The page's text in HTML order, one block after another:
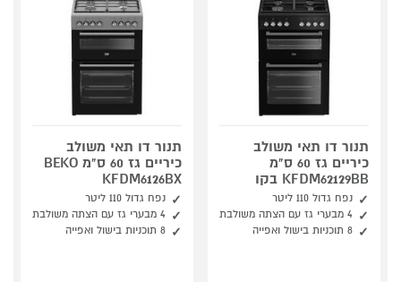
תנור דו תאי משולב
כיריים גז 60 ס"מ
KFDM62129BB בקו
נפח גדול ‎110‎ ליטר
‎4‎ מבערי גז עם הצתה משולבת
‎8‎ תוכניות בישול ואפייה
תנור דו תאי משולב
כיריים גז 60 ס"מ BEKO
KFDM6126BX
נפח גדול ‎110‎ ליטר
‎4‎ מבערי גז עם הצתה משולבת
‎8‎ תוכניות בישול ואפייה